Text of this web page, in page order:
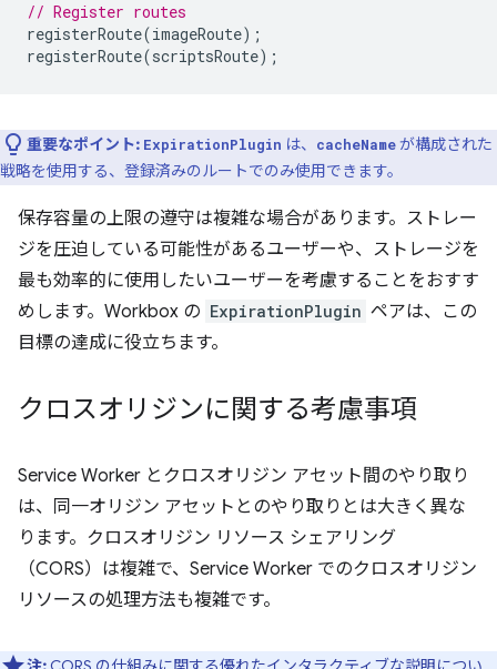
// Register routes
registerRoute(imageRoute);
registerRoute(scriptsRoute);
重要なポイント: ExpirationPlugin は、 cacheNameが構成された
戦略を使用する、登録済みのルートでのみ使用できます。
保存容量の上限の遵守は複雑な場合があります。ストレー
ジを圧迫している可能性があるユーザーや、ストレージを
最も効率的に使用したいユーザーを考慮することをおすす
めします。Workbox の ExpirationPlugin ペアは、この
目標の達成に役立ちます。
クロスオリジンに関する考慮事項
Service Worker とクロスオリジン アセット間のやり取り
は、同一オリジン アセットとのやり取りとは大きく異な
ります。クロスオリジン リソース シェアリング
（CORS）は複雑で、Service Worker でのクロスオリジン
リソースの処理方法も複雑です。